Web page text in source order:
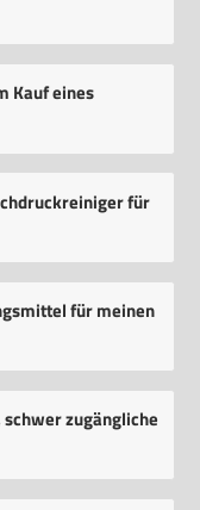
Kauf eines
für
für meinen
zugängliche